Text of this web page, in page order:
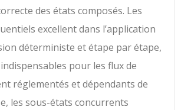
des états composés. Les
excellent dans l’application
déterministe et étape par étape,
pour les flux de
réglementés et dépendants de
les sous-états concurrents